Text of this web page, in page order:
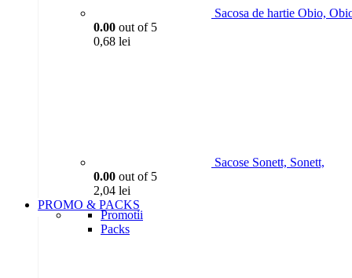
Sacosa de hartie Obio,
0.00 out of 5
0,68 lei
Sacose Sonett, Sonett,
0.00 out of 5
2,04 lei
PROMO & PACKS
Promotii
Packs